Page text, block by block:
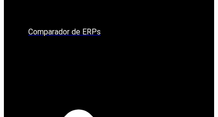
Comparador de ERPs